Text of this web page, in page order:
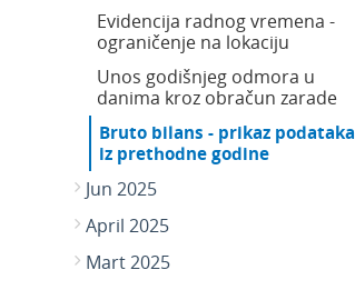
Evidencija radnog vremena -
ograničenje na lokaciju
Unos godišnjeg odmora u
danima kroz obračun zarade
Bruto bilans - prikaz podataka
iz prethodne godine
Jun 2025
April 2025
Mart 2025